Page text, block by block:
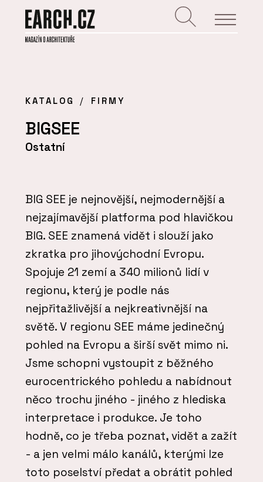
KATALOG FIRMY
BIGSEE
Ostatní
BIG SEE je nejnovější, nejmodernější a
nejzajímavější platforma pod hlavičkou
BIG. SEE znamená vidět i slouží jako
zkratka pro jihovýchodní Evropu.
Spojuje 21 zemí a 340 milionů lidí v
regionu, který je podle nás
nejpřitažlivější a nejkreativnější na
světě. V regionu SEE máme jedinečný
pohled na Evropu a širší svět mimo ni.
Jsme schopni vystoupit z běžného
eurocentrického pohledu a nabídnout
něco trochu jiného - jiného z hlediska
interpretace i produkce. Je toho
hodně, co je třeba poznat, vidět a zažít
- a jen velmi málo kanálů, kterými lze
toto poselství předat a obrátit pohled